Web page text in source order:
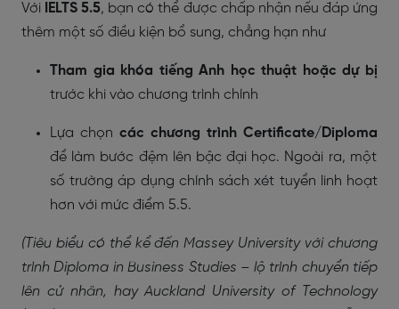
Với IELTS 5.5, bạn có thể được chấp nhận nếu đáp ứng
thêm một số điều kiện bổ sung, chẳng hạn như
Tham gia khóa tiếng Anh học thuật hoặc dự bị
trước khi vào chương trình chính
Lựa chọn các chương trình Certificate/Diploma
để làm bước đệm lên bậc đại học. Ngoài ra, một
số trường áp dụng chính sách xét tuyển linh hoạt
hơn với mức điểm 5.5.
(Tiêu biểu có thể kể đến Massey University với chương
trình Diploma in Business Studies – lộ trình chuyển tiếp
lên cử nhân, hay Auckland University of Technology